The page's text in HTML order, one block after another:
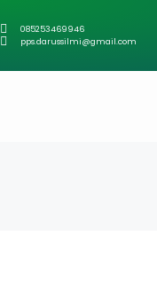
085253469946
pps.darussilmi@gmail.com